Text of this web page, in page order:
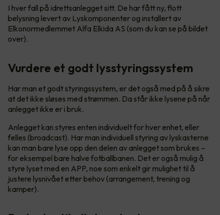
I hver fall på idrettsanlegget sitt. De har fått ny, flott
belysning levert av Lyskomponenter og installert av
Elkonormedlemmet Alfa Elkida AS (som du kan se på bildet
over).
Vurdere et godt lysstyringssystem
Har man et godt styringssystem, er det også med på å sikre
at det ikke sløses med strømmen. Da står ikke lysene på når
anlegget ikke er i bruk.
Anlegget kan styres enten individuelt for hver enhet, eller
felles (broadcast). Har man individuell styring av lyskasterne
kan man bare lyse opp den delen av anlegget som brukes –
for eksempel bare halve fotballbanen. Det er også mulig å
styre lyset med en APP, noe som enkelt gir mulighet til å
justere lysnivået etter behov (arrangement, trening og
kamper).